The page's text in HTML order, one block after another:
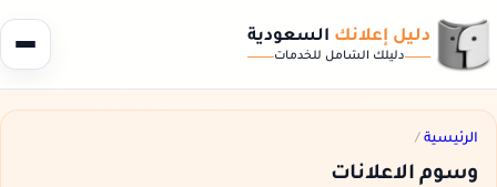
دليل إعلانك السعودية
دليلك الشامل للخدمات
الرئيسية /
وسوم الاعلانات